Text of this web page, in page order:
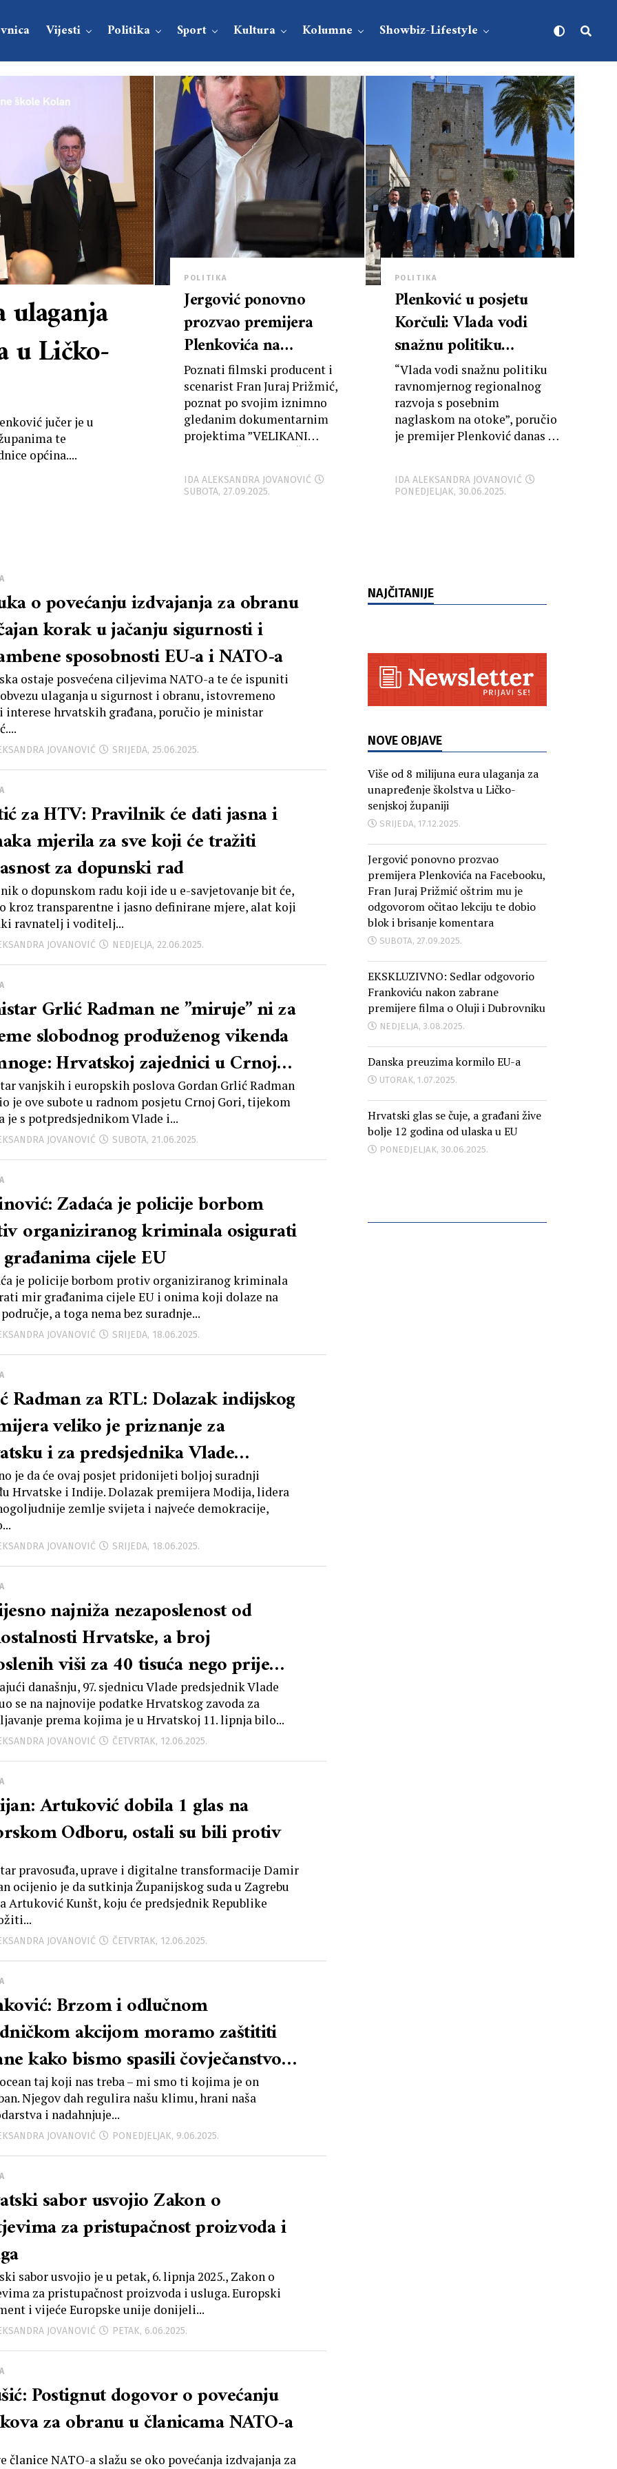
Vijesti Politika Sport Kultura Kolumne Showbiz-Lifestyle
u Ličko-
jučer je u
te
općina....
POLITIKA
Jergović ponovno
prozvao premijera
Plenkovića na
Facebooku, Fran Juraj
Prižmić oštrim mu je
odgovorom očitao
lekciju te dobio blok i
Poznati filmski producent i
scenarist Fran Juraj Prižmić,
poznat po svojim iznimno
gledanim dokumentarnim
projektima ”VELIKANI
HRVATSKOG GLUMIŠTA” i
osvrnuo se jutros...
IDA ALEKSANDRA JOVANOVIĆ
SUBOTA, 27.09.2025.
POLITIKA
Plenković u posjetu
Korčuli: Vlada vodi
snažnu politiku
ravnomjernog
regionalnog razvoja s
posebnim naglaskom
na otoke
“Vlada vodi snažnu politiku
ravnomjernog regionalnog
razvoja s posebnim
naglaskom na otoke”, poručio
je premijer Plenković danas u
IDA ALEKSANDRA JOVANOVIĆ
PONEDJELJAK, 30.06.2025.
o povećanju izdvajanja za obranu
korak u jačanju sigurnosti i
sposobnosti EU-a i NATO-a
ostaje posvećena ciljevima NATO-a te će ispuniti
ulaganja u sigurnost i obranu, istovremeno
interese hrvatskih građana, poručio je ministar
JOVANOVIĆ SRIJEDA, 25.06.2025.
za HTV: Pravilnik će dati jasna i
mjerila za sve koji će tražiti
za dopunski rad
o dopunskom radu koji ide u e-savjetovanje bit će,
kroz transparentne i jasno definirane mjere, alat koji
ravnatelj i voditelj...
JOVANOVIĆ NEDJELJA, 22.06.2025.
Grlić Radman ne ”miruje” ni za
slobodnog produženog vikenda
Hrvatskoj zajednici u Crnoj
omogućio vraćanje vrijedne
a dogovoren je i intenzivan
rješavanja preostalih otvorenih
vanjskih i europskih poslova Gordan Grlić Radman
je ove subote u radnom posjetu Crnoj Gori, tijekom
je s potpredsjednikom Vlade i...
JOVANOVIĆ SUBOTA, 21.06.2025.
Zadaća je policije borbom
organiziranog kriminala osigurati
cijele EU
je policije borbom protiv organiziranog kriminala
mir građanima cijele EU i onima koji dolaze na
a toga nema bez suradnje...
JOVANOVIĆ SRIJEDA, 18.06.2025.
Radman za RTL: Dolazak indijskog
veliko je priznanje za
i za predsjednika Vlade
je da će ovaj posjet pridonijeti boljoj suradnji
Hrvatske i Indije. Dolazak premijera Modija, lidera
zemlje svijeta i najveće demokracije,
JOVANOVIĆ SRIJEDA, 18.06.2025.
najniža nezaposlenost od
Hrvatske, a broj
viši za 40 tisuća nego prije
dana
današnju, 97. sjednicu Vlade predsjednik Vlade
se na najnovije podatke Hrvatskog zavoda za
prema kojima je u Hrvatskoj 11. lipnja bilo...
JOVANOVIĆ ČETVRTAK, 12.06.2025.
Artuković dobila 1 glas na
Odboru, ostali su bili protiv
pravosuđa, uprave i digitalne transformacije Damir
ocijenio je da sutkinja Županijskog suda u Zagrebu
Artuković Kunšt, koju će predsjednik Republike
JOVANOVIĆ ČETVRTAK, 12.06.2025.
Brzom i odlučnom
akcijom moramo zaštititi
kako bismo spasili čovječanstvo i
taj koji nas treba – mi smo ti kojima je on
Njegov dah regulira našu klimu, hrani naša
i nadahnjuje...
JOVANOVIĆ PONEDJELJAK, 9.06.2025.
sabor usvojio Zakon o
za pristupačnost proizvoda i
sabor usvojio je u petak, 6. lipnja 2025., Zakon o
za pristupačnost proizvoda i usluga. Europski
i vijeće Europske unije donijeli...
JOVANOVIĆ PETAK, 6.06.2025.
Postignut dogovor o povećanju
za obranu u članicama NATO-a
članice NATO-a slažu se oko povećanja izdvajanja za
NAJČITANIJE
NOVE OBJAVE
Više od 8 milijuna eura ulaganja za
unapređenje školstva u Ličko-
senjskoj županiji
SRIJEDA, 17.12.2025.
Jergović ponovno prozvao
premijera Plenkovića na Facebooku,
Fran Juraj Prižmić oštrim mu je
odgovorom očitao lekciju te dobio
blok i brisanje komentara
SUBOTA, 27.09.2025.
EKSKLUZIVNO: Sedlar odgovorio
Frankoviću nakon zabrane
premijere filma o Oluji i Dubrovniku
NEDJELJA, 3.08.2025.
Danska preuzima kormilo EU-a
UTORAK, 1.07.2025.
Hrvatski glas se čuje, a građani žive
bolje 12 godina od ulaska u EU
PONEDJELJAK, 30.06.2025.